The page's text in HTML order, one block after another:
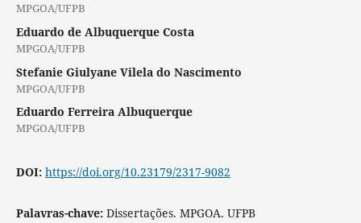
MPGOA/UFPB
Eduardo de Albuquerque Costa
MPGOA/UFPB
Stefanie Giulyane Vilela do Nascimento
MPGOA/UFPB
Eduardo Ferreira Albuquerque
MPGOA/UFPB
DOI: https://doi.org/10.23179/2317-9082
Palavras-chave: Dissertações. MPGOA. UFPB